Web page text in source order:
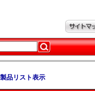
製品リスト表示